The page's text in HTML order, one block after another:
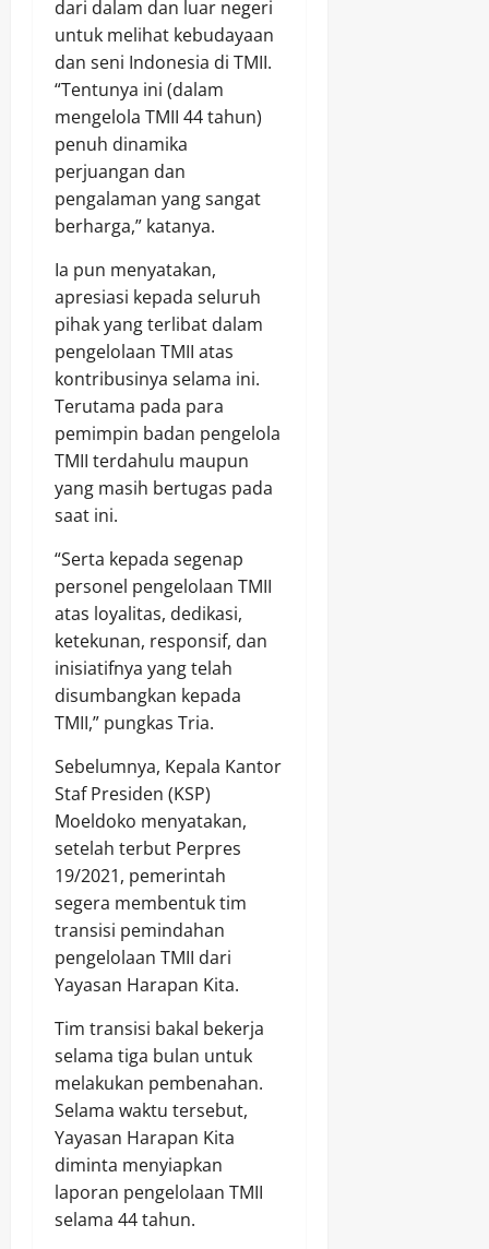
dari dalam dan luar negeri
untuk melihat kebudayaan
dan seni Indonesia di TMII.
“Tentunya ini (dalam
mengelola TMII 44 tahun)
penuh dinamika
perjuangan dan
pengalaman yang sangat
berharga,” katanya.
Ia pun menyatakan,
apresiasi kepada seluruh
pihak yang terlibat dalam
pengelolaan TMII atas
kontribusinya selama ini.
Terutama pada para
pemimpin badan pengelola
TMII terdahulu maupun
yang masih bertugas pada
saat ini.
“Serta kepada segenap
personel pengelolaan TMII
atas loyalitas, dedikasi,
ketekunan, responsif, dan
inisiatifnya yang telah
disumbangkan kepada
TMII,” pungkas Tria.
Sebelumnya, Kepala Kantor
Staf Presiden (KSP)
Moeldoko menyatakan,
setelah terbut Perpres
19/2021, pemerintah
segera membentuk tim
transisi pemindahan
pengelolaan TMII dari
Yayasan Harapan Kita.
Tim transisi bakal bekerja
selama tiga bulan untuk
melakukan pembenahan.
Selama waktu tersebut,
Yayasan Harapan Kita
diminta menyiapkan
laporan pengelolaan TMII
selama 44 tahun.